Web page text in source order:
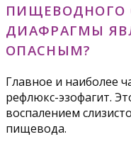
ПИЩЕВОДНОГО
ДИАФРАГМЫ
ОПАСНЫМ?
Главное и наиболее
рефлюкс-эзофагит.
воспалением
пищевода.